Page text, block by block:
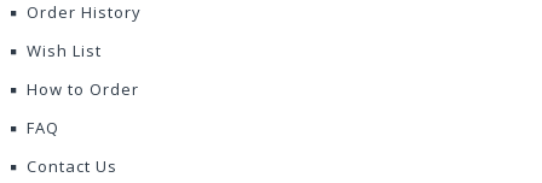
Order History
Wish List
How to Order
FAQ
Contact Us